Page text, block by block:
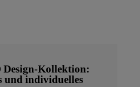
Kollektion:
und individuelles